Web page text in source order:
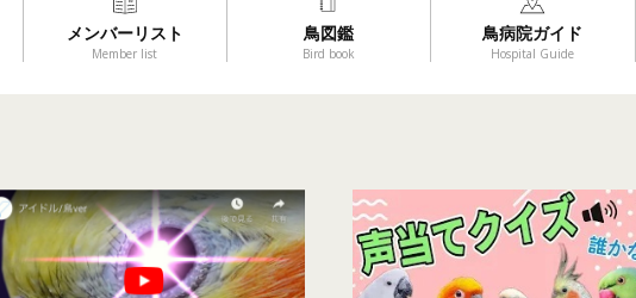
メンバーリスト
Member list
鳥図鑑
Bird book
鳥病院ガイド
Hospital Guide